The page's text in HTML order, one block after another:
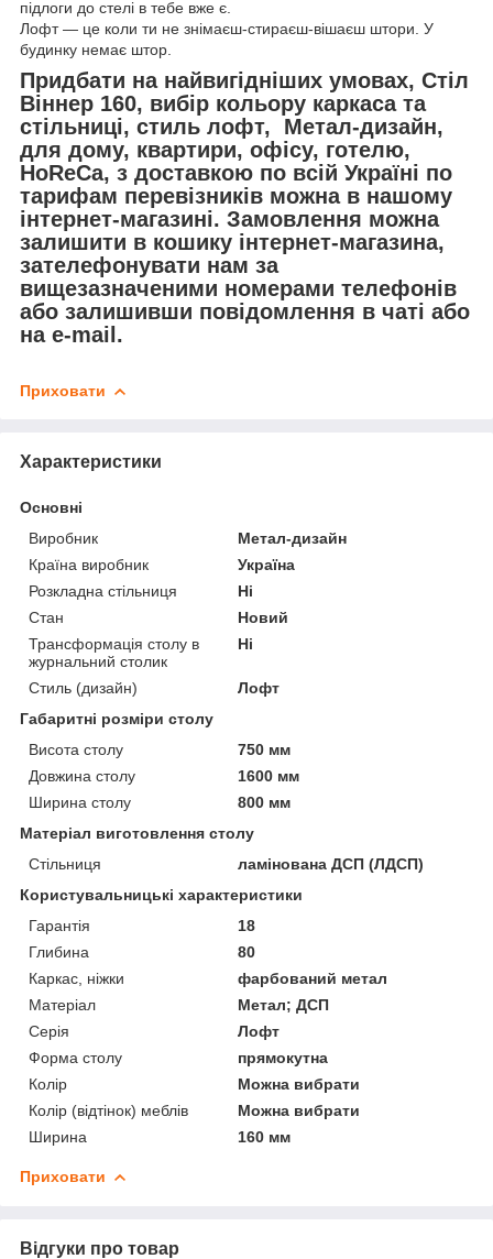
підлоги до стелі в тебе вже є.
Лофт — це коли ти не знімаєш-стираєш-вішаєш штори. У
будинку немає штор.
Придбати на найвигідніших умовах, Стіл
Віннер 160, вибір кольору каркаса та
стільниці, стиль лофт, Метал-дизайн,
для дому, квартири, офісу, готелю,
HoReCa, з доставкою по всій Україні по
тарифам перевізників можна в нашому
інтернет-магазині. Замовлення можна
залишити в кошику інтернет-магазина,
зателефонувати нам за
вищезазначеними номерами телефонів
або залишивши повідомлення в чаті або
на e-mail.
Приховати
Характеристики
Основні
Виробник
Метал-дизайн
Країна виробник
Україна
Розкладна стільниця
Ні
Стан
Новий
Трансформація столу в
журнальний столик
Ні
Стиль (дизайн)
Лофт
Габаритні розміри столу
Висота столу
750 мм
Довжина столу
1600 мм
Ширина столу
800 мм
Матеріал виготовлення столу
Стільниця
ламінована ДСП (ЛДСП)
Користувальницькі характеристики
Гарантія
18
Глибина
80
Каркас, ніжки
фарбований метал
Матеріал
Метал; ДСП
Серія
Лофт
Форма столу
прямокутна
Колір
Можна вибрати
Колір (відтінок) меблів
Можна вибрати
Ширина
160 мм
Приховати
Відгуки про товар